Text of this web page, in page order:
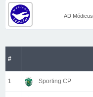
AD Módicus
#
1 Sporting CP